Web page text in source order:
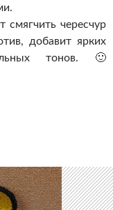
чересчур
добавит ярких
тонов. 🙂
спицами для